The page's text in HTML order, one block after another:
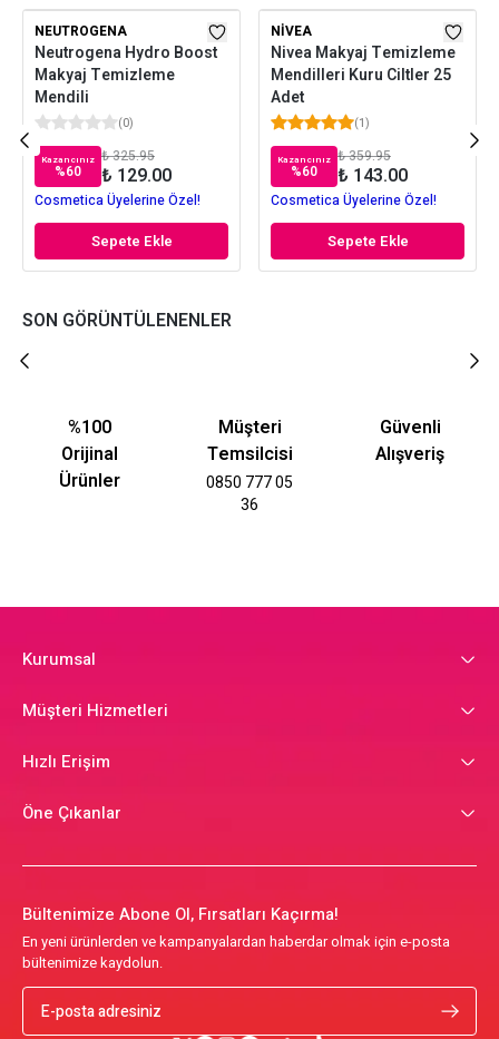
NEUTROGENA
Neutrogena Hydro Boost
Makyaj Temizleme
Mendili
(0)
Kazancınız
%60
₺ 325.95
₺ 129.00
Cosmetica Üyelerine Özel!
Sepete Ekle
NIVEA
Nivea Makyaj Temizleme
Mendilleri Kuru Ciltler 25
Adet
(1)
Kazancınız
%60
₺ 359.95
₺ 143.00
Cosmetica Üyelerine Özel!
Sepete Ekle
SON GÖRÜNTÜLENENLER
%100
Orijinal
Ürünler
Müşteri
Temsilcisi
0850 777 05
36
Güvenli
Alışveriş
Kurumsal
Müşteri Hizmetleri
Hızlı Erişim
Öne Çıkanlar
Bültenimize Abone Ol, Fırsatları Kaçırma!
En yeni ürünlerden ve kampanyalardan haberdar olmak için e-posta
bültenimize kaydolun.